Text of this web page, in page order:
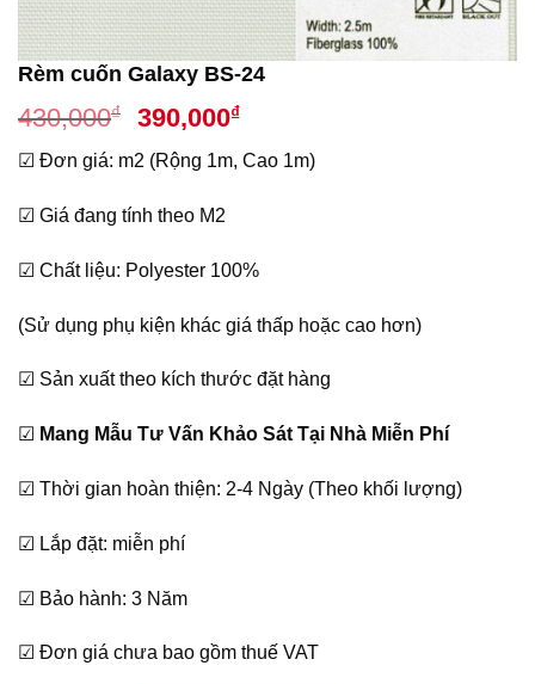
Rèm cuốn Galaxy BS-24
430,000₫
Giá
gốc
là:
430,000₫.
390,000₫Giá
tại
☑ Đơn giá: m2 (Rộng 1m, Cao 1m)
☑ Giá đang tính theo M2
☑ Chất liệu: Polyester 100%
(Sử dụng phụ kiện khác giá thấp hoặc cao hơn)
☑ Sản xuất theo kích thước đặt hàng
☑ Mang Mẫu Tư Vấn Khảo Sát Tại Nhà Miễn Phí
☑ Thời gian hoàn thiện: 2-4 Ngày (Theo khối lượng)
☑ Lắp đặt: miễn phí
☑ Bảo hành: 3 Năm
☑ Đơn giá chưa bao gồm thuế VAT